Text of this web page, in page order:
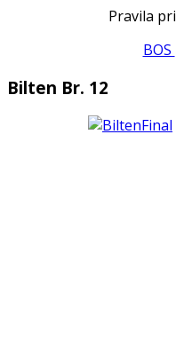
Pravila
BOS
Bilten Br. 12